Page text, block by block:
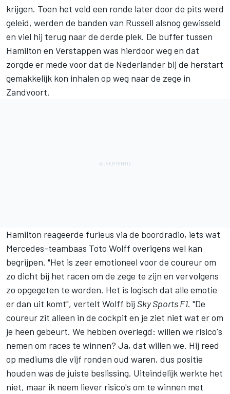
krijgen. Toen het veld een ronde later door de pits werd
geleid, werden de banden van Russell alsnog gewisseld
en viel hij terug naar de derde plek. De buffer tussen
Hamilton en Verstappen was hierdoor weg en dat
zorgde er mede voor dat de Nederlander bij de herstart
gemakkelijk kon inhalen op weg naar de zege in
Zandvoort.
Hamilton reageerde furieus via de boordradio, iets wat
Mercedes-teambaas Toto Wolff overigens wel kan
begrijpen. "Het is zeer emotioneel voor de coureur om
zo dicht bij het racen om de zege te zijn en vervolgens
zo opgegeten te worden. Het is logisch dat alle emotie
er dan uit komt", vertelt Wolff bij Sky Sports F1. "De
coureur zit alleen in de cockpit en je ziet niet wat er om
je heen gebeurt. We hebben overlegd: willen we risico's
nemen om races te winnen? Ja, dat willen we. Hij reed
op mediums die vijf ronden oud waren, dus positie
houden was de juiste beslissing. Uiteindelijk werkte het
niet, maar ik neem liever risico's om te winnen met